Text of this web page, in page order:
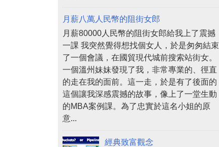
月薪八萬人民幣的阻街女郎
月薪80000人民幣的阻街女郎給我上了震撼
一課 我突然覺得想找個女人，於是匆匆結束
了一個會議，在國貿現代城前搜索站街女。
一個溫州妹妹發現了我，非常專業的、徑直
的走在我的面前。這一走，於是有了後面的
這個讓我深感震撼的故事，像上了一堂生動
的MBA案例課。為了忠實於這名小姐的原
意...
經典致富觀念